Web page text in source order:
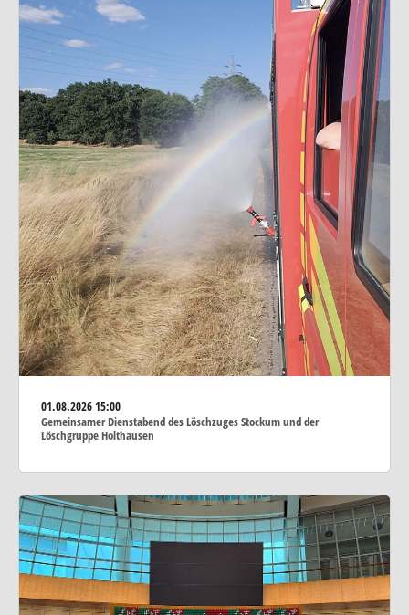
01.08.202615:00
Gemeinsamer Dienstabend des Löschzuges Stockum und der
Löschgruppe Holthausen